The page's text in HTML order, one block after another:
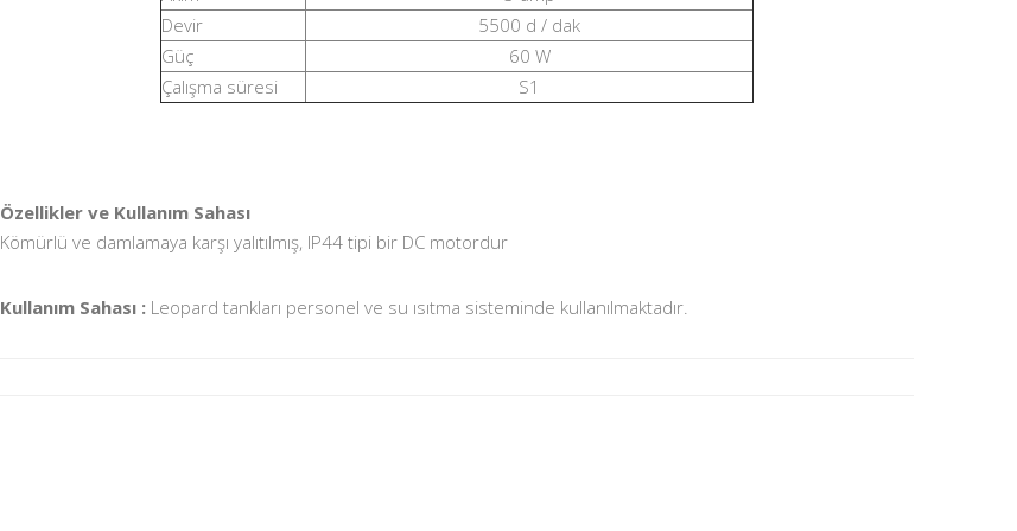
Devir
5500 d / dak
Güç
60 W
Çalışma süresi
S1
Özellikler ve Kullanım Sahası
Kömürlü ve damlamaya karşı yalıtılmış, IP44 tipi bir DC motordur
Kullanım Sahası : Leopard tankları personel ve su ısıtma sisteminde kullanılmaktadır.